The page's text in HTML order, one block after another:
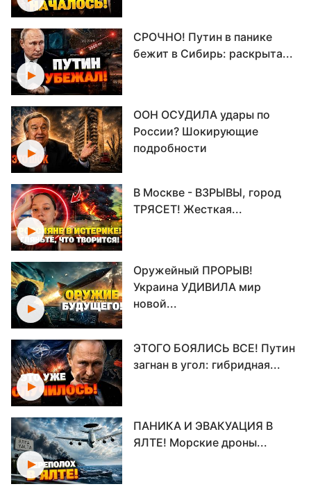
СРОЧНО! Путин в панике
бежит в Сибирь: раскрыта...
ООН ОСУДИЛА удары по
России? Шокирующие
подробности
В Москве - ВЗРЫВЫ, город
ТРЯСЕТ! Жесткая...
Оружейный ПРОРЫВ!
Украина УДИВИЛА мир
новой...
ЭТОГО БОЯЛИСЬ ВСЕ! Путин
загнан в угол: гибридная...
ПАНИКА И ЭВАКУАЦИЯ В
ЯЛТЕ! Морские дроны...